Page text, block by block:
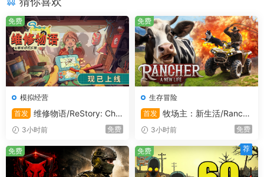
都可以拥有完全属于自己的一次冒险。
成为烹饪大赛的冠军，帮丢失的小猫回家，还要躲开狂暴的
谷物海盗？冒险途中的诸多支线任务和隐藏秘密更是让人欲
罢不能。
模拟经营
首发 维修物语/ReStory: Chill
Electronics Repairs
3小时前 免费
免费
生存冒险
首发 牧场主：新生活/Ranche
r: A new life
3小时前 免费
免费
免费 免费 荐